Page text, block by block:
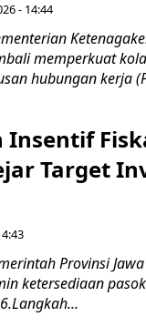
- 14:44
memperkuat
hubungan kerja
Insentif
Target
Provinsi
ketersediaan